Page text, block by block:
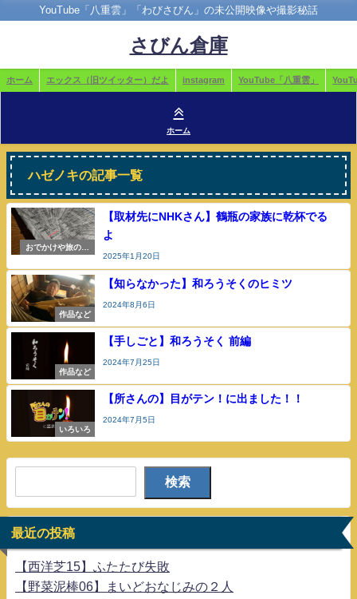
YouTube「八重雲」「わびさびん」の未公開映像や撮影秘話
さびん倉庫
ホーム エックス（旧ツイッター）だよ instagram YouTube「八重雲」
ホーム
ハゼノキの記事一覧
おでかけや旅の参
【取材先にNHKさん】鶴瓶の家族に乾杯でる
よ
2025年1月20日
作品など
【知らなかった】和ろうそくのヒミツ
2024年8月6日
作品など
【手しごと】和ろうそく 前編
2024年7月25日
いろいろ
【所さんの】目がテン！に出ました！！
2024年7月5日
検索
最近の投稿
【西洋芝15】ふたたび失敗
【野菜泥棒06】まいどおなじみの２人